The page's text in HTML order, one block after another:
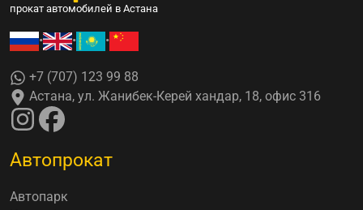
прокат автомобилей в Астана
• • •
+7 (707) 123 99 88
Астана, ул. Жанибек-Керей хандар, 18, офис 316
Автопрокат
Автопарк